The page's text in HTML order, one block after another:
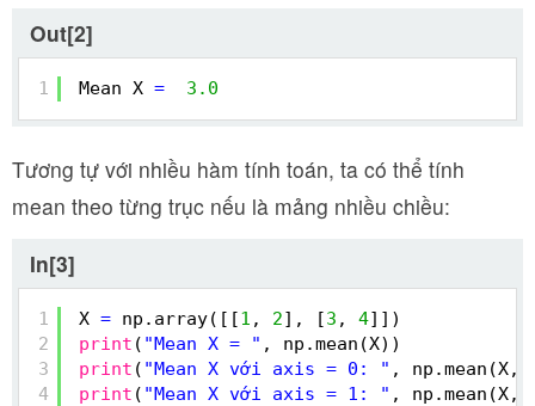
Out[2]
1 Mean X = 3.0
Tương tự với nhiều hàm tính toán, ta có thể tính
mean theo từng trục nếu là mảng nhiều chiều:
In[3]
1
2
3
4
X = np.array([[1 , 2], [3 , 4]])
print ( "Mean X = " , np.mean(X))
print ( "Mean X với axis = 0: " , np.mean(X,
print ( "Mean X với axis = 1: " , np.mean(X,